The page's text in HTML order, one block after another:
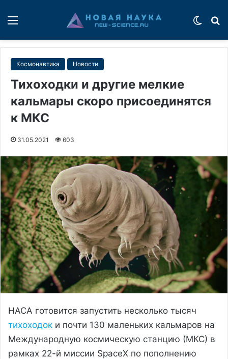
Космонавтика Новости
Тихоходки и другие мелкие
кальмары скоро присоединятся
к МКС
31.05.2021 603
НАСА готовится запустить несколько тысяч
тихоходок и почти 130 маленьких кальмаров на
Международную космическую станцию ​​(МКС) в
рамках 22-й миссии SpaceX по пополнению